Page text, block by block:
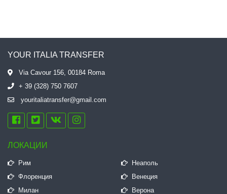
YOUR ITALIA TRANSFER
Via Cavour 156, 00184 Roma
+ 39 (328) 750 7607
youritaliatransfer@gmail.com
ЛОКАЦИИ
Рим
Неаполь
Флоренция
Венеция
Милан
Верона